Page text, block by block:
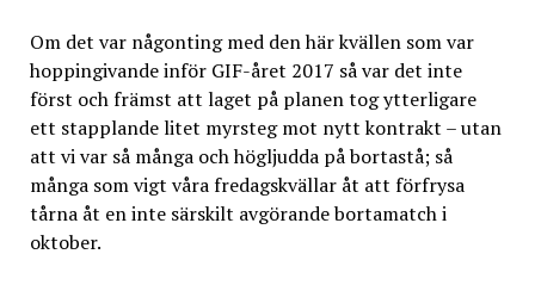
Om det var någonting med den här kvällen som var
hoppingivande inför GIF-året 2017 så var det inte
först och främst att laget på planen tog ytterligare
ett stapplande litet myrsteg mot nytt kontrakt – utan
att vi var så många och högljudda på bortastå; så
många som vigt våra fredagskvällar åt att förfrysa
tårna åt en inte särskilt avgörande bortamatch i
oktober.